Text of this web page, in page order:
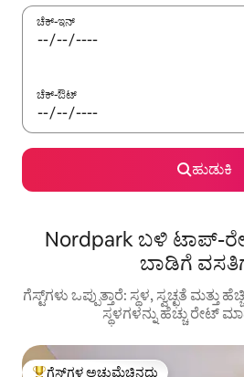
ಚೆಕ್-ಇನ್
ಚೆಕ್-ಔಟ್
ಹುಡುಕಿ
Nordpark ಬಳಿ ಟಾಪ್-
ಬಾಡಿಗೆ
ಗೆಸ್ಟ್‌ಗಳು ಒಪ್ಪುತ್ತಾರೆ: ಸ್ಥಳ, ಸ್ವಚ್ಛತೆ ಮತ್ತು
ಸ್ಥಳಗಳನ್ನು ಹೆಚ್ಚು ರೇಟ್
ಗೆಸ್ಟ್‌ಗಳ ಅಚ್ಚುಮೆಚ್ಚಿನದು